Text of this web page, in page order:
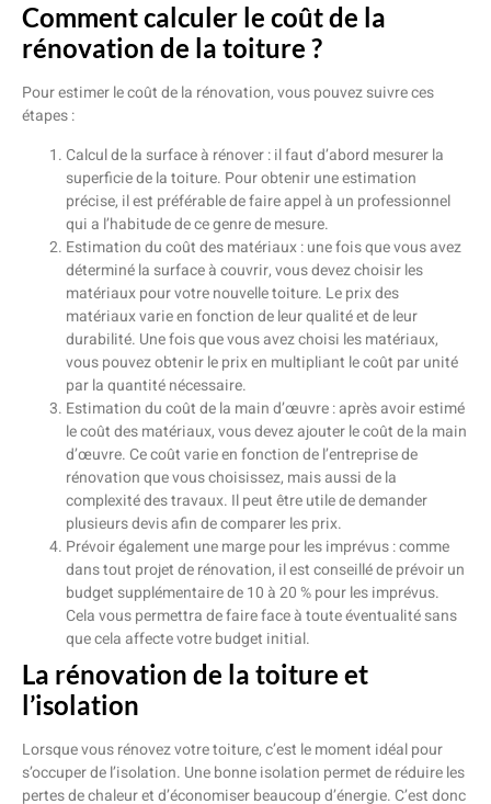
Comment calculer le coût de la
rénovation de la toiture ?
Pour estimer le coût de la rénovation, vous pouvez suivre ces
étapes :
Calcul de la surface à rénover : il faut d’abord mesurer la
superficie de la toiture. Pour obtenir une estimation
précise, il est préférable de faire appel à un professionnel
qui a l’habitude de ce genre de mesure.
Estimation du coût des matériaux : une fois que vous avez
déterminé la surface à couvrir, vous devez choisir les
matériaux pour votre nouvelle toiture. Le prix des
matériaux varie en fonction de leur qualité et de leur
durabilité. Une fois que vous avez choisi les matériaux,
vous pouvez obtenir le prix en multipliant le coût par unité
par la quantité nécessaire.
Estimation du coût de la main d’œuvre : après avoir estimé
le coût des matériaux, vous devez ajouter le coût de la main
d’œuvre. Ce coût varie en fonction de l’entreprise de
rénovation que vous choisissez, mais aussi de la
complexité des travaux. Il peut être utile de demander
plusieurs devis afin de comparer les prix.
Prévoir également une marge pour les imprévus : comme
dans tout projet de rénovation, il est conseillé de prévoir un
budget supplémentaire de 10 à 20 % pour les imprévus.
Cela vous permettra de faire face à toute éventualité sans
que cela affecte votre budget initial.
La rénovation de la toiture et
l’isolation
Lorsque vous rénovez votre toiture, c’est le moment idéal pour
s’occuper de l’isolation. Une bonne isolation permet de réduire les
pertes de chaleur et d’économiser beaucoup d’énergie. C’est donc